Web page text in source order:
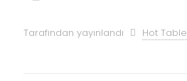
Tarafından yayınlandı Hot Table